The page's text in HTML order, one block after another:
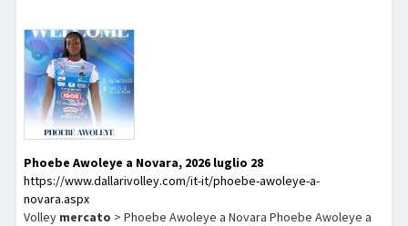
Phoebe Awoleye a Novara, 2026 luglio 28
https://www.dallarivolley.com/it-it/phoebe-awoleye-a-
novara.aspx
Volley mercato > Phoebe Awoleye a Novara Phoebe Awoleye a